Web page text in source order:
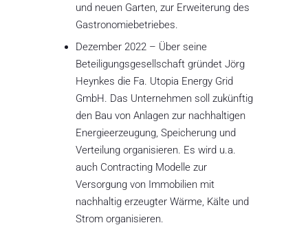
und neuen Garten, zur Erweiterung des
Gastronomiebetriebes.
Dezember 2022 – Über seine
Beteiligungsgesellschaft gründet Jörg
Heynkes die Fa. Utopia Energy Grid
GmbH. Das Unternehmen soll zukünftig
den Bau von Anlagen zur nachhaltigen
Energieerzeugung, Speicherung und
Verteilung organisieren. Es wird u.a.
auch Contracting Modelle zur
Versorgung von Immobilien mit
nachhaltig erzeugter Wärme, Kälte und
Strom organisieren.